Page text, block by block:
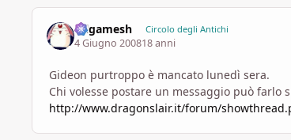
Gilgamesh Circolo degli Antichi
4 Giugno 200818 anni
Gideon purtroppo è mancato lunedì sera.
Chi volesse postare un messaggio può
http://www.dragonslair.it/forum/